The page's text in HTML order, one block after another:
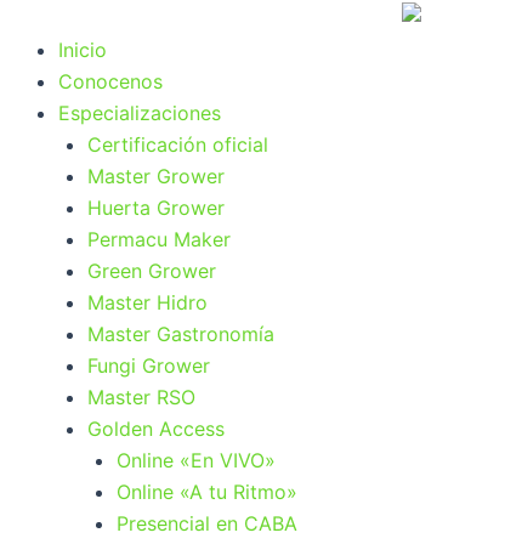
contenido
Inicio
Conocenos
Especializaciones
Certificación oficial
Master Grower
Huerta Grower
Permacu Maker
Green Grower
Master Hidro
Master Gastronomía
Fungi Grower
Master RSO
Golden Access
Online «En VIVO»
Online «A tu Ritmo»
Presencial en CABA